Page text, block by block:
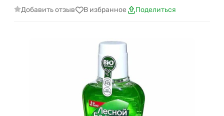
Добавить отзыв В избранное Поделиться